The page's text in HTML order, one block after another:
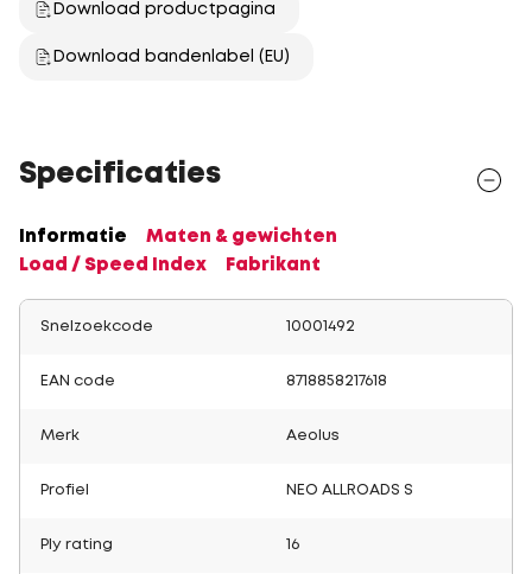
Download productpagina
Download bandenlabel (EU)
Specificaties
Informatie
Maten & gewichten
Load / Speed Index
Fabrikant
Snelzoekcode 10001492
EAN code 8718858217618
Merk Aeolus
Profiel NEO ALLROADS S
Ply rating 16